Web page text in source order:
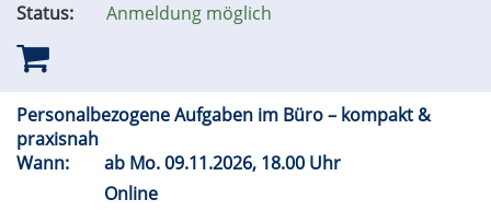
Status:
Anmeldung möglich
Personalbezogene Aufgaben im Büro – kompakt &
praxisnah
Wann:
ab Mo.09.11.2026, 18.00 Uhr
Online